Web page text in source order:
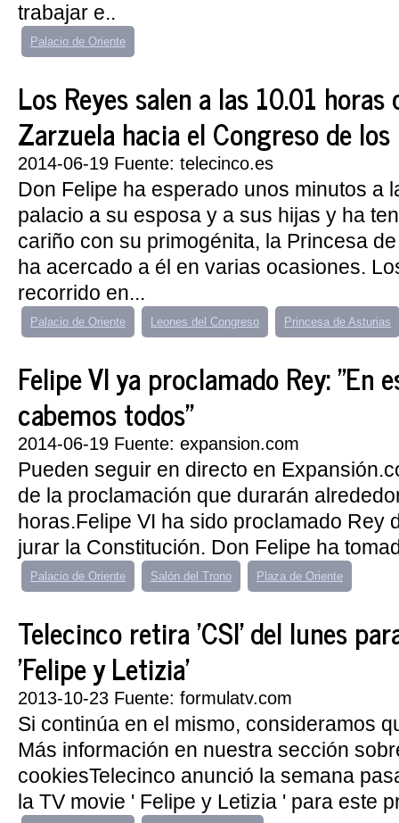
trabajar e..
Palacio de Oriente
Los Reyes salen a las 10.01
Zarzuela hacia el Congreso de
2014-06-19 Fuente: telecinco.es
Don Felipe ha esperado unos minutos a
palacio a su esposa y a sus hijas y ha
cariño con su primogénita, la Princesa
ha acercado a él en varias ocasiones.
recorrido en...
Palacio de Oriente Leones del Congreso Princesa de Asturias
Felipe VI ya proclamado Rey: "En
cabemos todos"
2014-06-19 Fuente: expansion.com
Pueden seguir en directo en
de la proclamación que durarán
horas.Felipe VI ha sido proclamado Rey
jurar la Constitución. Don Felipe ha
Palacio de Oriente Salón del Trono Plaza de Oriente
Telecinco retira 'CSI' del lunes
'Felipe y Letizia'
2013-10-23 Fuente: formulatv.com
Si continúa en el mismo, consideramos
Más información en nuestra sección
cookiesTelecinco anunció la semana
la TV movie ' Felipe y Letizia ' para este